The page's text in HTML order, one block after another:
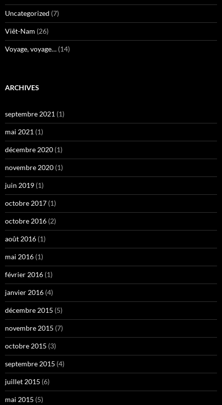
Uncategorized (7)
Viêt-Nam (26)
Voyage, voyage… (14)
ARCHIVES
septembre 2021 (1)
mai 2021 (1)
décembre 2020 (1)
novembre 2020 (1)
juin 2019 (1)
octobre 2017 (1)
octobre 2016 (2)
août 2016 (1)
mai 2016 (1)
février 2016 (1)
janvier 2016 (4)
décembre 2015 (5)
novembre 2015 (7)
octobre 2015 (3)
septembre 2015 (4)
juillet 2015 (6)
mai 2015 (5)